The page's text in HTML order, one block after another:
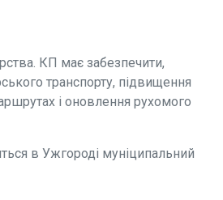
КП має забезпечити,
транспорту, підвищення
і оновлення рухомого
в Ужгороді муніципальний